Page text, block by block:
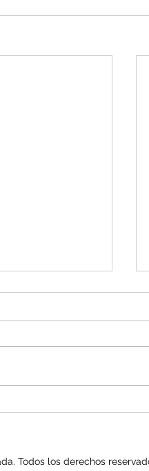
LIBROS
Todos los derechos